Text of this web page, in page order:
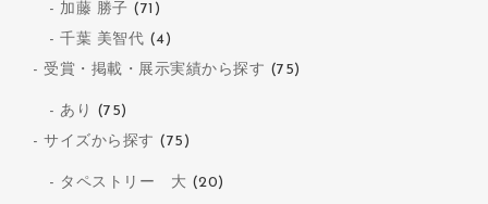
加藤 勝子 (71)
千葉 美智代 (4)
受賞・掲載・展示実績から探す (75)
あり (75)
サイズから探す (75)
タペストリー 大 (20)